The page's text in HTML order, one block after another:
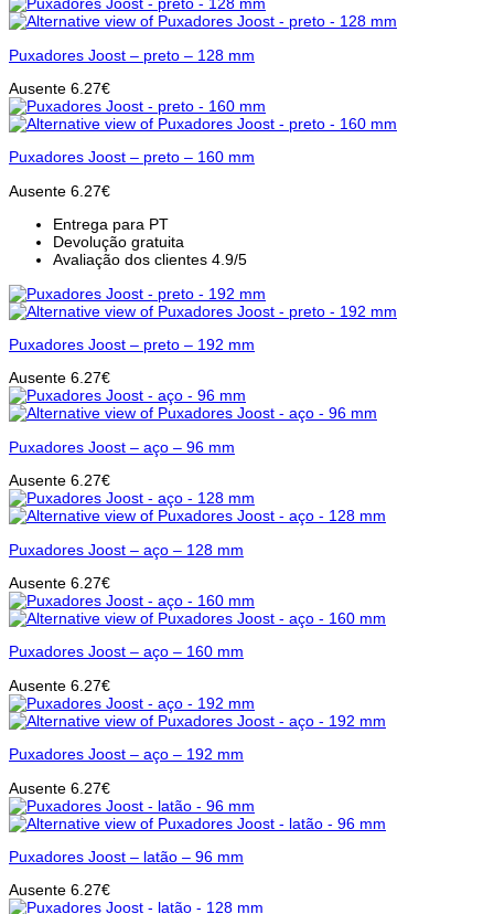
Puxadores Joost – preto – 128 mm
Ausente 6.27€
Puxadores Joost – preto – 160 mm
Ausente 6.27€
Entrega para PT
Devolução gratuita
Avaliação dos clientes 4.9/5
Puxadores Joost – preto – 192 mm
Ausente 6.27€
Puxadores Joost – aço – 96 mm
Ausente 6.27€
Puxadores Joost – aço – 128 mm
Ausente 6.27€
Puxadores Joost – aço – 160 mm
Ausente 6.27€
Puxadores Joost – aço – 192 mm
Ausente 6.27€
Puxadores Joost – latão – 96 mm
Ausente 6.27€